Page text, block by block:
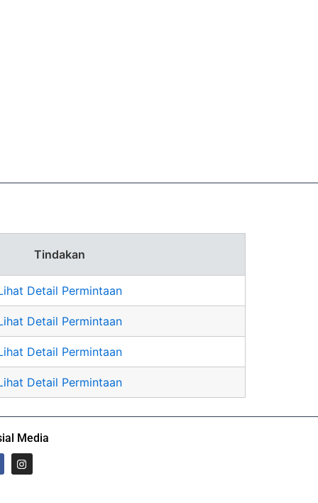
Tindakan
Detail Permintaan
Detail Permintaan
Detail Permintaan
Detail Permintaan
Media
I
n
s